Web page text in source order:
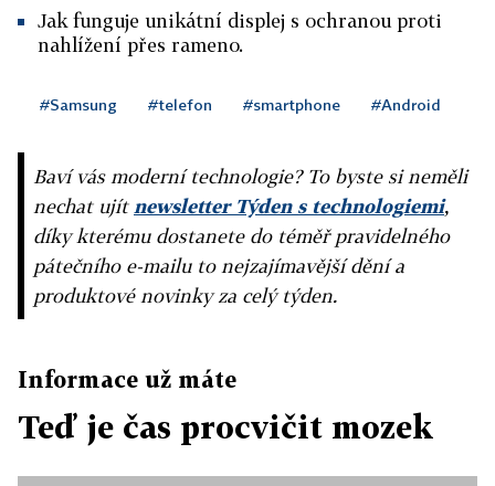
Jak funguje unikátní displej s ochranou proti
nahlížení přes rameno.
#Samsung #telefon #smartphone #Android
Baví vás moderní technologie? To byste si neměli
nechat ujít newsletter Týden s technologiemi,
díky kterému dostanete do téměř pravidelného
pátečního e-mailu to nejzajímavější dění a
produktové novinky za celý týden.
Informace už máte
Teď je čas procvičit mozek